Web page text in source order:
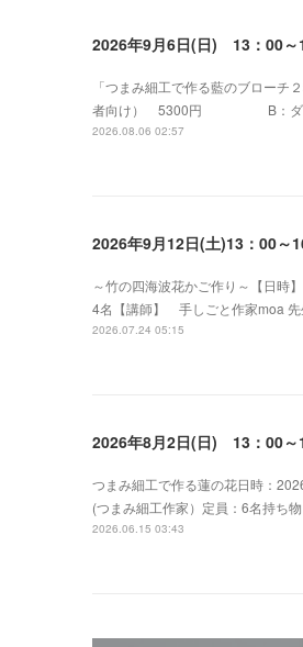
2026年9月6日(日) 13：00
「つまみ細工で作る藍のブロー
者向け） 5300
2026.08.06 02:57
2026年9月12日(土)13：00～
～竹の四海波花かご作り～【日
4名【講師】 手しごと作家moa
2026.07.24 05:15
2026年8月2日(日) 13：00
つまみ細工で作る蓮の花日時：
(つまみ細工作家）定員：6名持ち
2026.06.15 03:43